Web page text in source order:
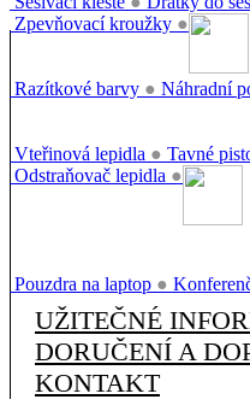
Zpevňovací kroužky ●
Razítkové barvy ● Náhradní
Vteřinová lepidla ● Tavné
Odstraňovač lepidla ●
Pouzdra na laptop ●
UŽITEČNÉ
DORUČENÍ A
KONTAKT